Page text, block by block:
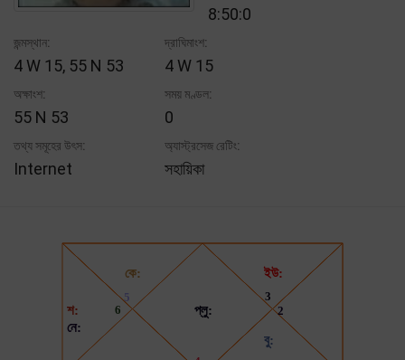
8:50:0
জন্মস্থান:
4 W 15, 55 N 53
দ্রাঘিমাংশ:
4 W 15
অক্ষাংশ:
55 N 53
সময় মণ্ডল:
0
তথ্য সমূহের উৎস:
Internet
অ্যাস্ট্রসেজ রেটিং:
সহায়িকা